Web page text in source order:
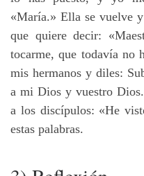
«María.» Ella se vuelve
que quiere decir:
tocarme, que todavía no
mis hermanos y diles:
a mi Dios y vuestro
a los discípulos: «He
estas palabras.